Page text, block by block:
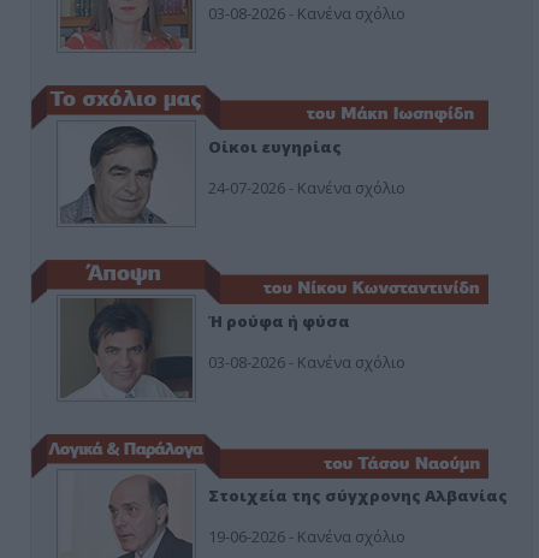
03-08-2026 - Κανένα σχόλιο
Οίκοι ευγηρίας
24-07-2026 - Κανένα σχόλιο
Ή ρούφα ή φύσα
03-08-2026 - Κανένα σχόλιο
Στοιχεία της σύγχρονης Αλβανίας
19-06-2026 - Κανένα σχόλιο